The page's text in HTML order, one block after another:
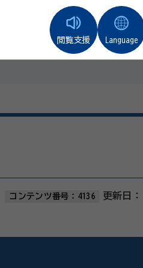
閲覧支援 Language
コンテンツ番号：4136 更新日：